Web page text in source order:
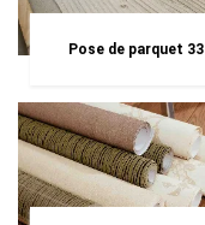
Pose de parquet 33